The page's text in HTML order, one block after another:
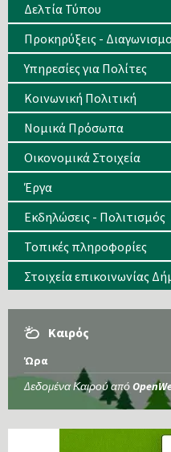
Δελτία Τύπου
Προκηρύξεις -
Υπηρεσίες για Πολίτες
Κοινωνική Πολιτική
Νομικά Πρόσωπα
Οικονομικά Στοιχεία
Έργα
Εκδηλώσεις - Πολιτισμός
Τοπικές πληροφορίες
Στοιχεία επικοινωνίας
Καιρός
Ώρα
Δεδομένα Καιρού από